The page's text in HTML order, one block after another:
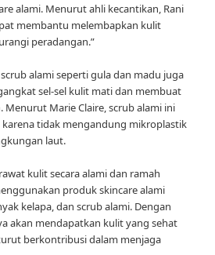
alami. Menurut ahli kecantikan, Rani
membantu melembapkan kulit
peradangan.”
alami seperti gula dan madu juga
sel-sel kulit mati dan membuat
Menurut Marie Claire, scrub alami ini
tidak mengandung mikroplastik
laut.
kulit secara alami dan ramah
produk skincare alami
kelapa, dan scrub alami. Dengan
akan mendapatkan kulit yang sehat
berkontribusi dalam menjaga